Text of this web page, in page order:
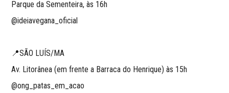
Parque da Sementeira, às 16h
@ideiavegana_oficial
📍SÃO LUÍS/MA
Av. Litorânea (em frente a Barraca do Henrique) às 15h
@ong_patas_em_acao